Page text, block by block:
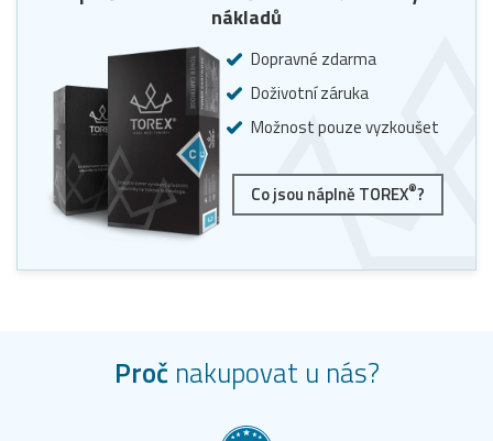
nákladů
Dopravné zdarma
Doživotní záruka
Možnost pouze vyzkoušet
Co jsou náplně TOREX®?
Proč nakupovat u nás?